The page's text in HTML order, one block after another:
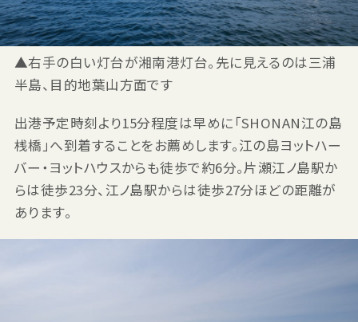
▲右手の白い灯台が湘南港灯台。先に見えるのは三浦
半島、目的地葉山方面です
出港予定時刻より15分程度は早めに「SHONAN江の島
桟橋」へ到着することをお薦めします。江の島ヨットハー
バー・ヨットハウスからも徒歩で約6分。片瀬江ノ島駅か
らは徒歩23分、江ノ島駅からは徒歩27分ほどの距離が
あります。